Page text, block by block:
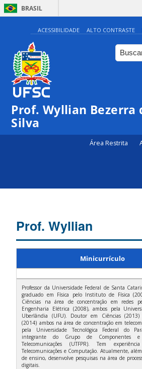
BRASIL
ACESSIBILIDADE ALTO CONTRASTE
Prof. Wyllian Bezerra
Silva
Área Restrita
Prof. Wyllian
Minicurrículo
Professor da Universidade Federal de Santa
graduado em Física pelo Instituto de Física
Ciências na área de concentração em redes
Engenharia Elétrica (2008), ambos pela
Uberlândia (UFU). Doutor em Ciências (2013)
(2014) ambos na área de concentração em
pela Universidade Tecnológica Federal do
integrante do Grupo de Componentes e
Telecomunicações (UTFPR). Tem
Telecomunicações e Computação. Atualmente,
de ensino, desenvolve pesquisas na área de
digitais.